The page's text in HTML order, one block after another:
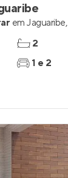
em Jaguaribe,
2
1 e 2